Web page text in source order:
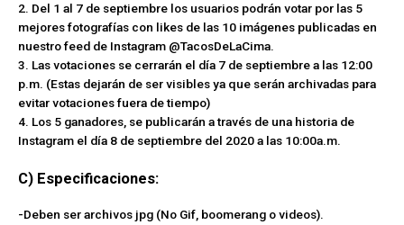
2. Del 1 al 7 de septiembre los usuarios podrán votar por las 5
mejores fotografías con likes de las 10 imágenes publicadas en
nuestro feed de Instagram @TacosDeLaCima.
3. Las votaciones se cerrarán el día 7 de septiembre a las 12:00
p.m. (Estas dejarán de ser visibles ya que serán archivadas para
evitar votaciones fuera de tiempo)
4. Los 5 ganadores, se publicarán a través de una historia de
Instagram el día 8 de septiembre del 2020 a las 10:00a.m.
C) Especificaciones:
-Deben ser archivos jpg (No Gif, boomerang o videos).